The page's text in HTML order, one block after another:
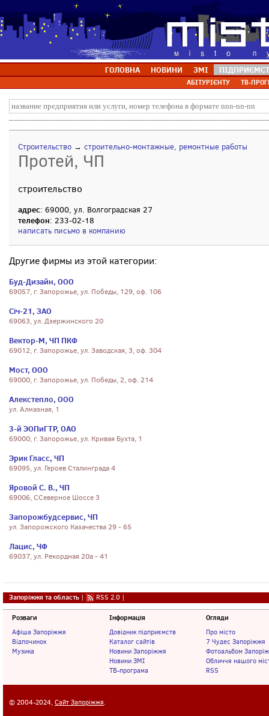
ГОЛОВНА НОВИНИ ЗМІ
АБІТУРІЄНТУ ТВ-
Строительство → строительно-монтажные, ремонтные работы
Протей, ЧП
строительство
адрес: 69000, ул. Волгоградская 27
телефон: 233-02-18
написать письмо в компанию
Другие фирмы из этой категории:
Буд-Дизайн, ООО
69057, г. Запорожье, ул. Победы, 129, оф. 106
Січ-21, ЗАО
69063, ул. Дзержинского 20
Вектор-М, ЧП ПКФ
69012, г. Запорожье, ул. Заводская, 3, оф. 304
Мост, ООО
69000, г. Запорожье, ул. Победы, 2, оф. 214
Алекстепло, ООО
ул. Алмазная, 1
3-й ЭОПиГТР, ОАО
69000, г. Запорожье, ул. Кривая Бухта, 1
Эрик Гласс, ЧП
69095, ул. Героев Сталинграда 4
Яровой С. В., ЧП
69006, ССеверное Шоссе 3
Запорожбудсервис, ЧП
ул. Запорожского Казачества 29 - 65
Лацис, ЧФ
69037, ул. Рекордная 20а - 41
Запоріжжя та область | RSS 2.0 |
Розваги
Афіша Запоріжжя
Відпочинок
Музика
Інформація
Довідник підприємств
Каталог сайтів
Новини Запоріжжя
Новини ЗМІ
ТВ-програма
Огляди
Про місто
7 Чудес Запоріжжя
Фотоальбом
Обличчя нашого
RSS
© 2004-2024, Сайт Запоріжжя.